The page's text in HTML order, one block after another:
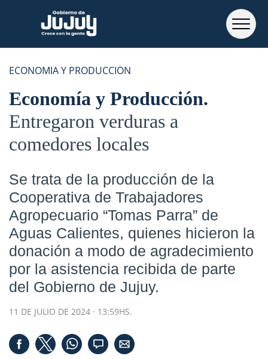
ECONOMIA Y PRODUCCIÓN
Economía y Producción
Entregaron verduras a
comedores locales
Se trata de la producción de la
Cooperativa de Trabajadores
Agropecuario “Tomas Parra” de
Aguas Calientes, quienes hicieron la
donación a modo de agradecimiento
por la asistencia recibida de parte
del Gobierno de Jujuy.
11 DE JULIO DE 2024 · 13:59HS.